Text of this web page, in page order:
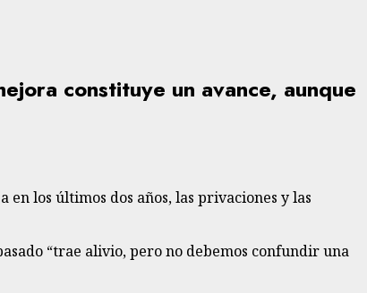
constituye un avance, aunque
en los últimos dos años, las privaciones y las
“trae alivio, pero no debemos confundir una